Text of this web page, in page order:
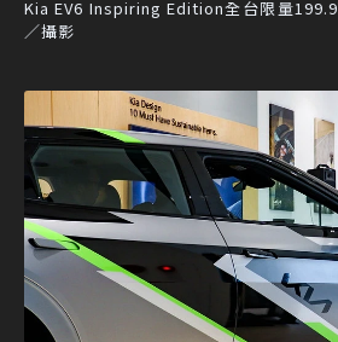
Kia EV6 Inspiring Edition全台限量
／攝影